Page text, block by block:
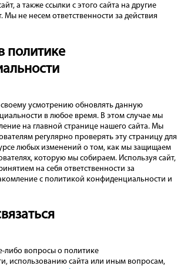
а также ссылки с этого сайта на другие
Мы не несем ответственности за действия
политике
усмотрению обновлять данную
в любое время. В этом случае мы
на главной странице нашего сайта. Мы
регулярно проверять эту страницу для
любых изменений о том, как мы защищаем
которую мы собираем. Используя сайт,
на себя ответственности за
с политикой конфиденциальности и
либо вопросы о политике
использованию сайта или иным вопросам,